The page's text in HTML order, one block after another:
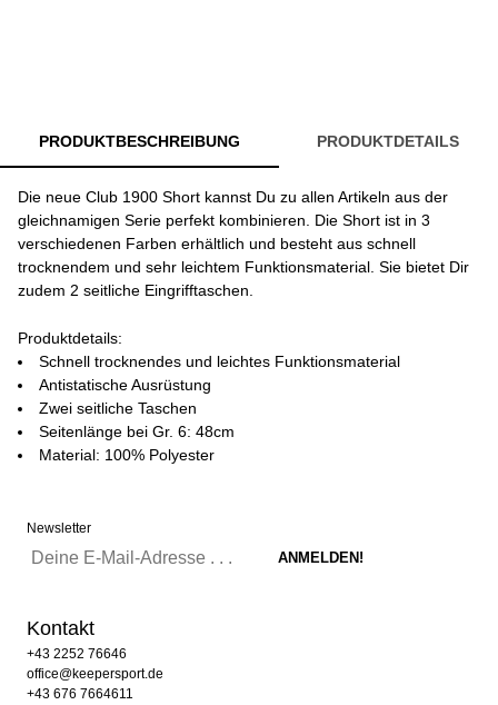
PRODUKTBESCHREIBUNG PRODUKTDETAILS
Die neue Club 1900 Short kannst Du zu allen Artikeln aus der
gleichnamigen Serie perfekt kombinieren. Die Short ist in 3
verschiedenen Farben erhältlich und besteht aus schnell
trocknendem und sehr leichtem Funktionsmaterial. Sie bietet Dir
zudem 2 seitliche Eingrifftaschen.
Produktdetails:
Schnell trocknendes und leichtes Funktionsmaterial
Antistatische Ausrüstung
Zwei seitliche Taschen
Seitenlänge bei Gr. 6: 48cm
Material: 100% Polyester
Newsletter
Kontakt
+43 2252 76646
office@keepersport.de
+43 676 7664611